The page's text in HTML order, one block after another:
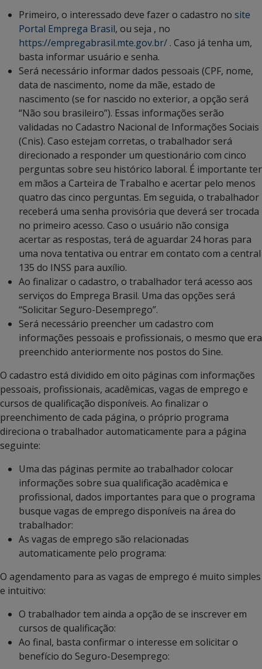
Primeiro, o interessado deve fazer o cadastro no site
Portal Emprega Brasil, ou seja , no
https://empregabrasil.mte.gov.br/ . Caso já tenha um,
basta informar usuário e senha.
Será necessário informar dados pessoais (CPF, nome,
data de nascimento, nome da mãe, estado de
nascimento (se for nascido no exterior, a opção será
“Não sou brasileiro”). Essas informações serão
validadas no Cadastro Nacional de Informações Sociais
(Cnis). Caso estejam corretas, o trabalhador será
direcionado a responder um questionário com cinco
perguntas sobre seu histórico laboral. É importante ter
em mãos a Carteira de Trabalho e acertar pelo menos
quatro das cinco perguntas. Em seguida, o trabalhador
receberá uma senha provisória que deverá ser trocada
no primeiro acesso. Caso o usuário não consiga
acertar as respostas, terá de aguardar 24 horas para
uma nova tentativa ou entrar em contato com a central
135 do INSS para auxílio.
Ao finalizar o cadastro, o trabalhador terá acesso aos
serviços do Emprega Brasil. Uma das opções será
“Solicitar Seguro-Desemprego”.
Será necessário preencher um cadastro com
informações pessoais e profissionais, o mesmo que era
preenchido anteriormente nos postos do Sine.
O cadastro está dividido em oito páginas com informações
pessoais, profissionais, acadêmicas, vagas de emprego e
cursos de qualificação disponíveis. Ao finalizar o
preenchimento de cada página, o próprio programa
direciona o trabalhador automaticamente para a página
seguinte:
Uma das páginas permite ao trabalhador colocar
informações sobre sua qualificação acadêmica e
profissional, dados importantes para que o programa
busque vagas de emprego disponíveis na área do
trabalhador:
As vagas de emprego são relacionadas
automaticamente pelo programa:
O agendamento para as vagas de emprego é muito simples
e intuitivo:
O trabalhador tem ainda a opção de se inscrever em
cursos de qualificação:
Ao final, basta confirmar o interesse em solicitar o
benefício do Seguro-Desemprego: